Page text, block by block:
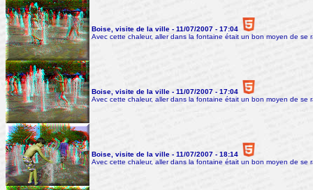
Boise, visite de la ville - 11/07/2007 - 17:04
Avec cette chaleur, aller dans la fontaine était un bon moyen de
Boise, visite de la ville - 11/07/2007 - 17:04
Avec cette chaleur, aller dans la fontaine était un bon moyen de
Boise, visite de la ville - 11/07/2007 - 18:14
Avec cette chaleur, aller dans la fontaine était un bon moyen de